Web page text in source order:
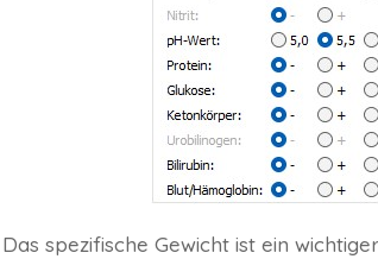
Das spezifische Gewicht ist ein